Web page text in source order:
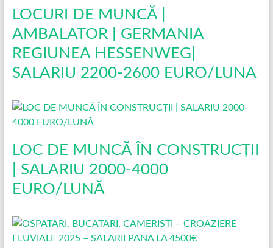
LOCURI DE MUNCĂ |
AMBALATOR | GERMANIA
REGIUNEA HESSENWEG|
SALARIU 2200-2600 EURO/LUNA
LOC DE MUNCĂ ÎN CONSTRUCŢII
| SALARIU 2000-4000
EURO/LUNĂ